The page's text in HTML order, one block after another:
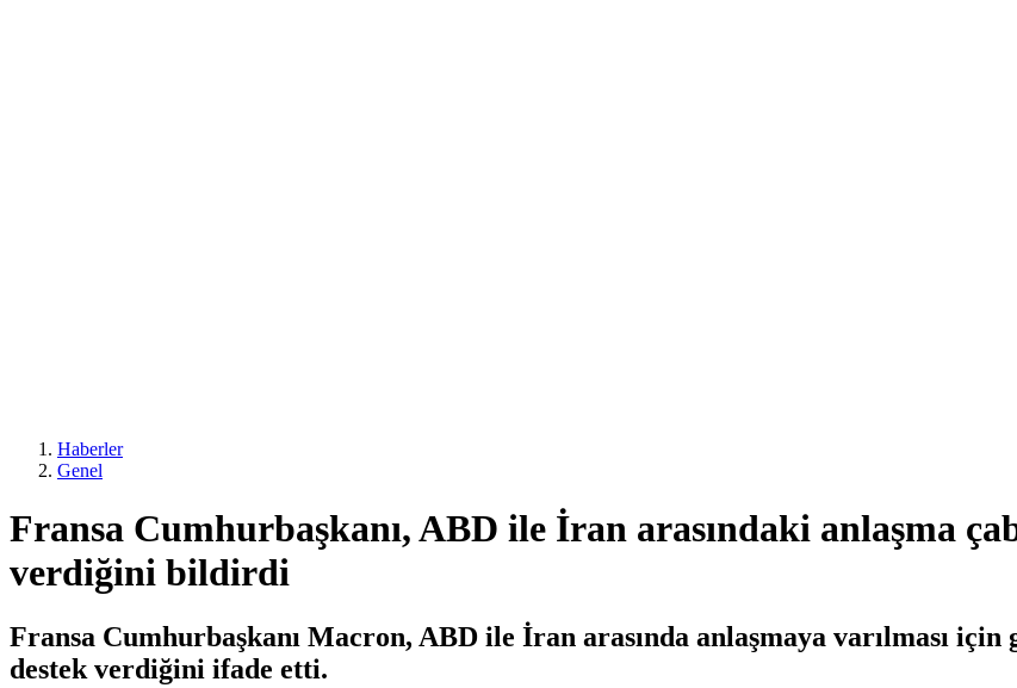
Haberler
Genel
Fransa Cumhurbaşkanı, ABD ile İran arasındaki anlaşma
verdiğini bildirdi
Fransa Cumhurbaşkanı Macron, ABD ile İran arasında anlaşmaya varılması
destek verdiğini ifade etti.